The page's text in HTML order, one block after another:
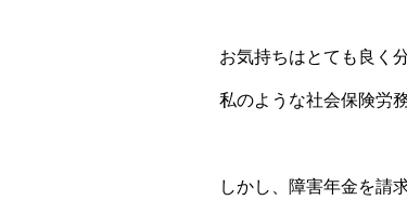
お気持ちはとても良く
私のような社会保険労
しかし、障害年金を請